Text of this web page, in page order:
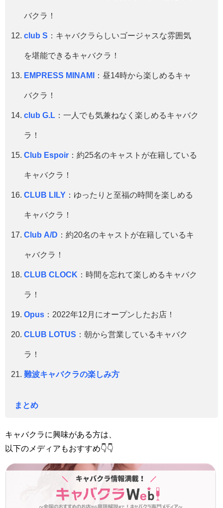
バクラ！
club S ：キャバクラらしいゴージャスな雰囲気
を堪能できるキャバクラ！
EMPRESS MINAMI ：昼14時から楽しめるキャ
バクラ！
club G.L ：一人でも気兼ねなく楽しめるキャバク
ラ！
Club Espoir ：約25名のキャストが在籍している
キャバクラ！
CLUB LILY ：ゆったりと至福の時間を楽しめる
キャバクラ！
Club A/D ：約20名のキャストが在籍しているキ
ャバクラ！
CLUB CLOCK ：時間を忘れて楽しめるキャバク
ラ！
Opus ：2022年12月にオープンしたお店！
CLUB LOTUS ：朝から営業しているキャバク
ラ！
難波キャバクラの楽しみ方
まとめ
キャバクラに興味がある方は、
以下のメディアもおすすめ👇👇